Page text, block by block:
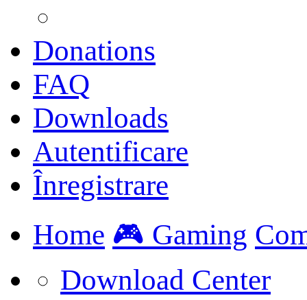
Donations
FAQ
Downloads
Autentificare
Înregistrare
Home 🎮 Gaming
Download Center